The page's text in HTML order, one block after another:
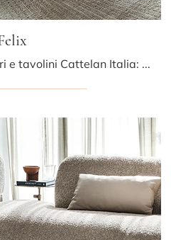
Accessori complementari e tavolini Cattelan Italia: scopri come impreziosire i tuoi locali moderni con il modello Felix.